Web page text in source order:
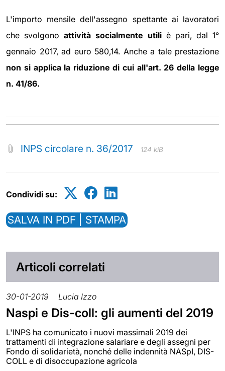
L'importo mensile dell'assegno spettante ai lavoratori
che svolgonoattività socialmente utiliè pari, dal 1°
gennaio 2017, ad euro 580,14. Anche a tale prestazione
non si applica la riduzione di cui all'art. 26 della legge
n. 41/86.
INPS circolare n. 36/2017 124 kiB
Condividi su:
SALVA IN PDF | STAMPA
Articoli correlati
30-01-2019 Lucia Izzo
Naspi e Dis-coll: gli aumenti del 2019
L'INPS ha comunicato i nuovi massimali 2019 dei
trattamenti di integrazione salariare e degli assegni per
Fondo di solidarietà, nonché delle indennità NASpI, DIS-
COLL e di disoccupazione agricola